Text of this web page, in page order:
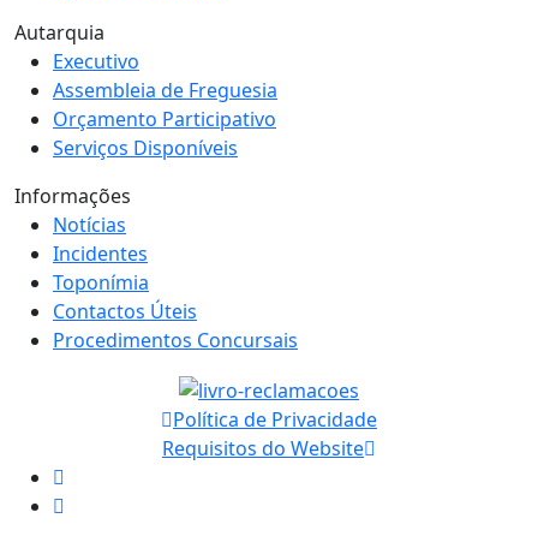
Autarquia
Executivo
Assembleia de Freguesia
Orçamento Participativo
Serviços Disponíveis
Informações
Notícias
Incidentes
Toponímia
Contactos Úteis
Procedimentos Concursais
Política de Privacidade
Requisitos do Website